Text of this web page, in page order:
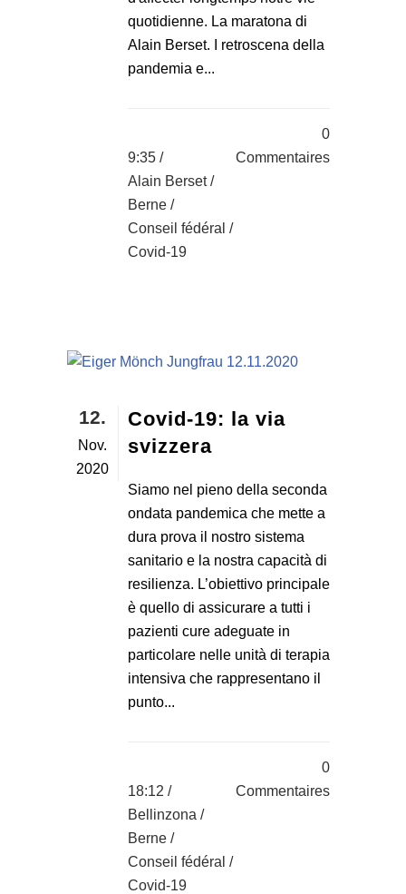
quotidienne. La maratona di
Alain Berset. I retroscena della
pandemia e...
9:35 /
Alain Berset/
Berne /
Conseil fédéral /
Covid-19
0
Commentaires
12.
Nov.
2020
Covid-19: la via
svizzera
Siamo nel pieno della seconda
ondata pandemica che mette a
dura prova il nostro sistema
sanitario e la nostra capacità di
resilienza. L’obiettivo principale
è quello di assicurare a tutti i
pazienti cure adeguate in
particolare nelle unità di terapia
intensiva che rappresentano il
punto...
18:12 /
Bellinzona /
Berne /
Conseil fédéral /
Covid-19
0
Commentaires